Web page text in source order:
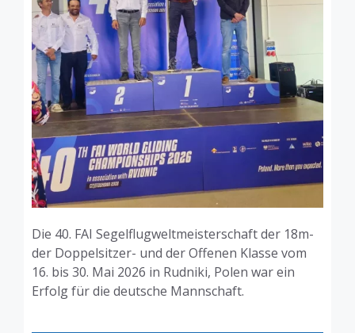
Die 40. FAI Segelflugweltmeisterschaft der 18m-
der Doppelsitzer- und der Offenen Klasse vom
16. bis 30. Mai 2026 in Rudniki, Polen war ein
Erfolg für die deutsche Mannschaft.